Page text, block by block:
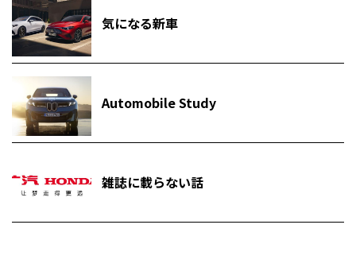
気になる新車
Automobile Study
雑誌に載らない話